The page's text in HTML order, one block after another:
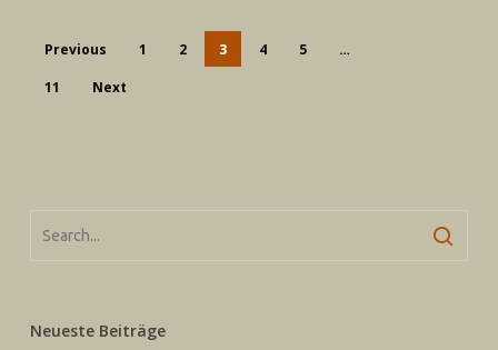
Previous 1 2 3 4 5
…
11
Next
Neueste Beiträge